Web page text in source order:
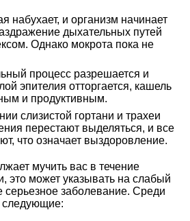
набухает, и организм начинает
дыхательных путей
Однако мокрота пока не
процесс разрешается и
эпителия отторгается, кашель
и продуктивным.
слизистой гортани и трахеи
перестают выделяться, и все
что означает выздоровление.
мучить вас в течение
это может указывать на слабый
серьезное заболевание. Среди
следующие: